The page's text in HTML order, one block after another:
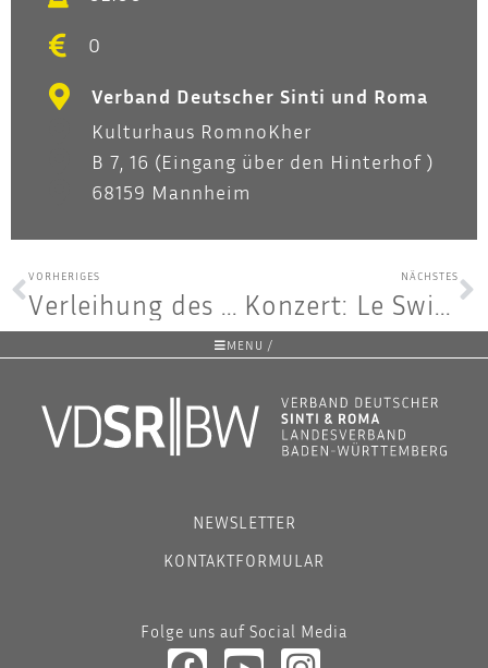
0
Verband Deutscher Sinti und Roma
Kulturhaus RomnoKher
B 7, 16 (Eingang über den Hinterhof )
68159 Mannheim
VORHERIGES
Ver­lei­hung des Kul­tur- und Ehren­prei­ses der Sin­ti und Roma 2022
NÄCHSTES
Kon­zert: Le Swing­tet Manouche
MENU /
NEWSLETTER
KONTAKTFORMULAR
Folge uns auf Social Media